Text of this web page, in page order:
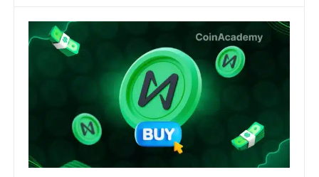
Comment acheter du NEAR Protocol (NEAR) en